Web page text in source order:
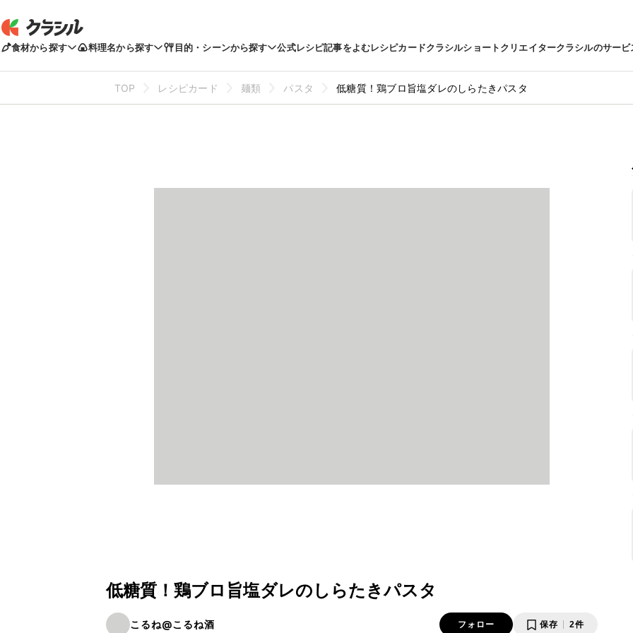
食材から探す 料理名から探す 目的・シーンから探す 公式レシピ記事をよむレシピカードクラシルショートクリエイタークラシルのサービ
TOP レシピカード 麺類 パスタ 低糖質！鶏ブロ旨塩ダレのしらたきパスタ
低糖質！鶏ブロ旨塩ダレのしらたきパスタ
こるね@こるね酒 フォロー 保存 2件